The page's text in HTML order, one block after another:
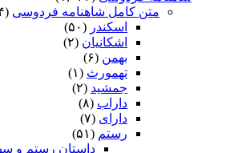
متن کامل شاهنامه فردوسی (۱,۰۳۴)
اسکندر (۵۰)
اشکانیان (۲)
بهمن (۶)
تهمورث (۱)
جمشید (۲)
داراب (۸)
دارای (۷)
رستم (۵۱)
داستان رستم و